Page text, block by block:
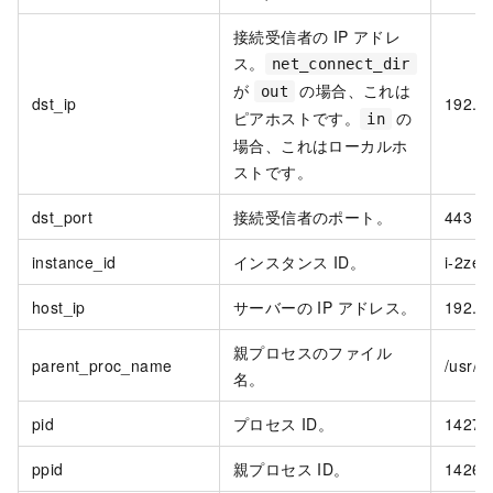
dst_ip
接続受信者の IP アドレ
ス。
net_connect_dir
が out
の場合、これは
ピアホストです。
in
の
場合、これはローカルホ
ストです。
dst_port 接続受信者のポート。 443
instance_id インスタンス ID。 i-
host_ip サーバーの IP アドレス。
parent_proc_name
親プロセスのファイル
名。
/usr/
pid プロセス ID。 14275
ppid 親プロセス ID。 14268